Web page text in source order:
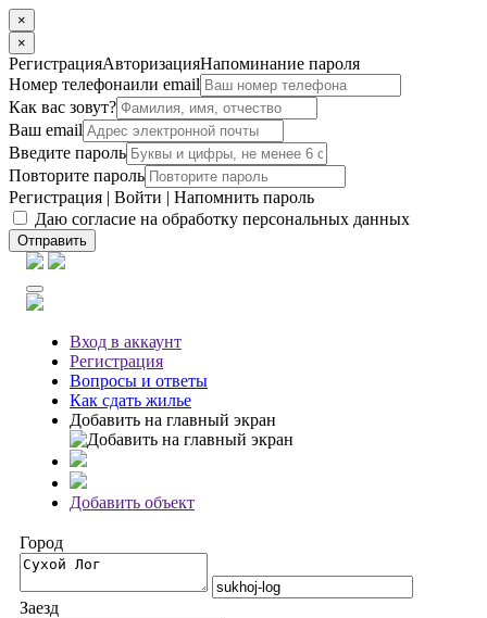
×
×
РегистрацияАвторизацияНапоминание пароля
Номер телефонаили email
Как вас зовут?
Ваш email
Введите пароль
Повторите пароль
Регистрация | Войти | Напомнить пароль
Даю согласие на обработку персональных данных
Отправить
Вход в аккаунт
Регистрация
Вопросы и ответы
Как сдать жилье
Добавить на главный экран
Добавить объект
Город
Заезд